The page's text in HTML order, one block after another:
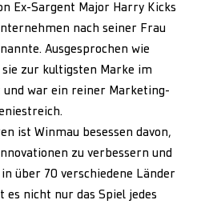
Ex-Sargent Major Harry Kicks
nach seiner Frau
Ausgesprochen wie
zur kultigsten Marke im
war ein reiner Marketing-
ist Winmau besessen davon,
zu verbessern und
über 70 verschiedene Länder
es nicht nur das Spiel jedes